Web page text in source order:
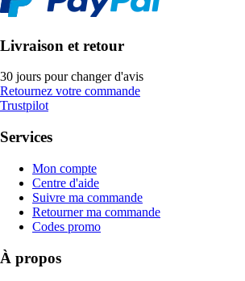
Livraison et retour
30 jours pour changer d'avis
Retournez votre commande
Trustpilot
Services
Mon compte
Centre d'aide
Suivre ma commande
Retourner ma commande
Codes promo
À propos